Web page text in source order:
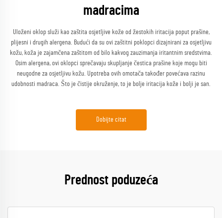
madracima
Uloženi oklop služi kao zaštita osjetljive kože od žestokih iritacija poput prašine,
plijesni i drugih alergena. Budući da su ovi zaštitni poklopci dizajnirani za osjetljivu
kožu, koža je zajamčena zaštitom od bilo kakvog zauzimanja iritantnim sredstvima.
Osim alergena, ovi oklopci sprečavaju skupljanje čestica prašine koje mogu biti
neugodne za osjetljivu kožu. Upotreba ovih omotača također povećava razinu
udobnosti madraca. Što je čistije okruženje, to je bolje iritacija kože i bolji je san.
Dobijte citat
Prednost poduzeća